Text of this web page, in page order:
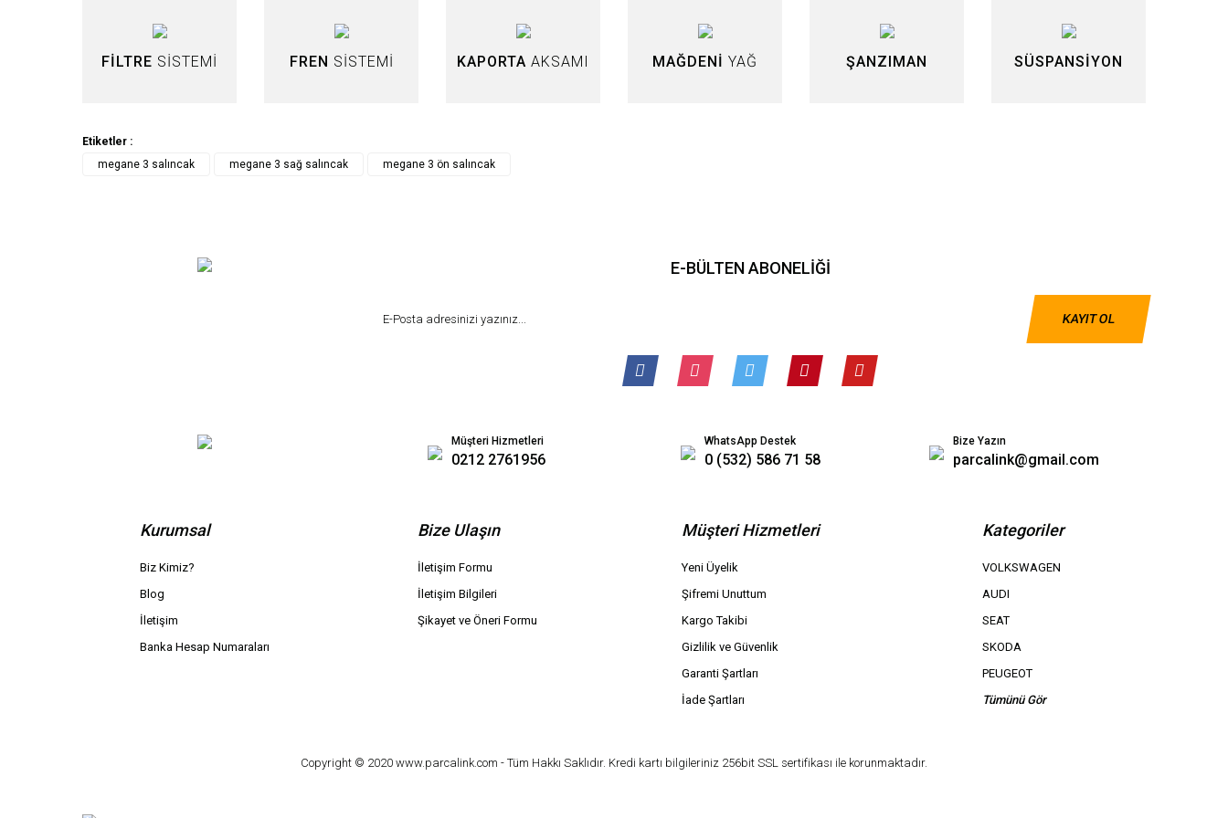
FİLTRE SİSTEMİ FREN SİSTEMİ KAPORTA AKSAMI MAĞDENİ YAĞ ŞANZIMAN SÜSPANSİYON
Etiketler :
megane 3 salıncak
megane 3 sağ salıncak megane 3 ön salıncak
E-BÜLTEN ABONELİĞİ
KAYIT OL
Müşteri Hizmetleri
0212 2761956
WhatsApp Destek
0 (532) 586 71 58
Bize Yazın
parcalink@gmail.com
Kurumsal
Biz Kimiz?
Blog
İletişim
Banka Hesap Numaraları
Bize Ulaşın
İletişim Formu
İletişim Bilgileri
Şikayet ve Öneri Formu
Müşteri Hizmetleri
Yeni Üyelik
Şifremi Unuttum
Kargo Takibi
Gizlilik ve Güvenlik
Garanti Şartları
İade Şartları
Kategoriler
VOLKSWAGEN
AUDI
SEAT
SKODA
PEUGEOT
Tümünü Gör
Copyright © 2020 www.parcalink.com - Tüm Hakkı Saklıdır. Kredi kartı bilgileriniz 256bit SSL sertifikası ile korunmaktadır.